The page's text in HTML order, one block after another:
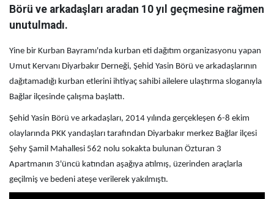
Börü ve arkadaşları aradan 10 yıl geçmesine rağmen
unutulmadı.
Yine bir Kurban Bayramı'nda kurban eti dağıtım organizasyonu yapan
Umut Kervanı Diyarbakır Derneği, Şehid Yasin Börü ve arkadaşlarının
dağıtamadığı kurban etlerini ihtiyaç sahibi ailelere ulaştırma sloganıyla
Bağlar ilçesinde çalışma başlattı.
Şehid Yasin Börü ve arkadaşları, 2014 yılında gerçekleşen 6-8 ekim
olaylarında PKK yandaşları tarafından Diyarbakır merkez Bağlar ilçesi
Şehy Şamil Mahallesi 562 nolu sokakta bulunan Özturan 3
Apartmanın 3'üncü katından aşağıya atılmış, üzerinden araçlarla
geçilmiş ve bedeni ateşe verilerek yakılmıştı.